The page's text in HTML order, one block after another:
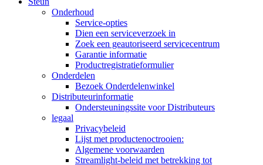
Onderhoud
Service-opties
Dien een serviceverzoek in
Zoek een geautoriseerd servicecentrum
Garantie informatie
Productregistratieformulier
Onderdelen
Bezoek Onderdelenwinkel
Distributeurinformatie
Ondersteuningssite voor Distributeurs
legaal
Privacybeleid
Lijst met productenoctrooien:
Algemene voorwaarden
Streamlight-beleid met betrekking tot